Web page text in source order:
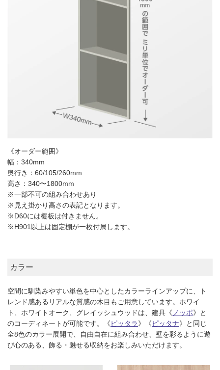
《オーダー範囲》
幅：340mm
奥行き：60/105/260mm
高さ：340〜1800mm
※一部不可の組み合わせあり
※見え掛かり高さの表記となります。
※D60には棚板は付きません。
※H901以上は固定棚が一枚付属します。
カラー
空間に馴染みやすい単色を中心としたカラーラインアップに、ト
レンド感あるリアルな質感の木目もご用意しています。ホワイ
ト、ホワイトオーク、グレイッシュウッドは、建具《 ノッポ》と
のコーディネートが可能です。《ピッタラ》《ピッタナ》と同じ
全8色のカラー展開で、自由自在に組み合わせ、壁を彩るように遊
び心のある、飾る・魅せる収納をお楽しみいただけます。